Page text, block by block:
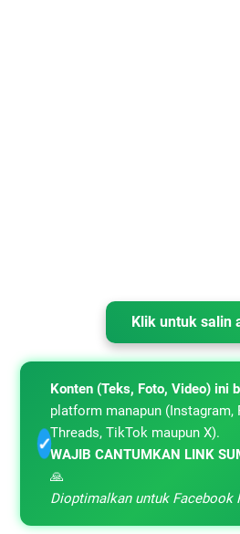
Klik untuk salin
✓
Konten (Teks, Foto, Video) ini
platform manapun (Instagram,
Threads, TikTok maupun X).
WAJIB CANTUMKAN LINK
🙏
Dioptimalkan untuk Facebook